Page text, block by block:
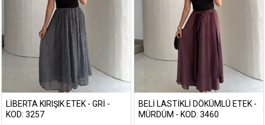
LIBERTA KIRIŞIK ETEK - GRI -
KOD: 3257
BELI LASTIKLI DÖKÜMLÜ ETEK -
MÜRDÜM - KOD: 3460